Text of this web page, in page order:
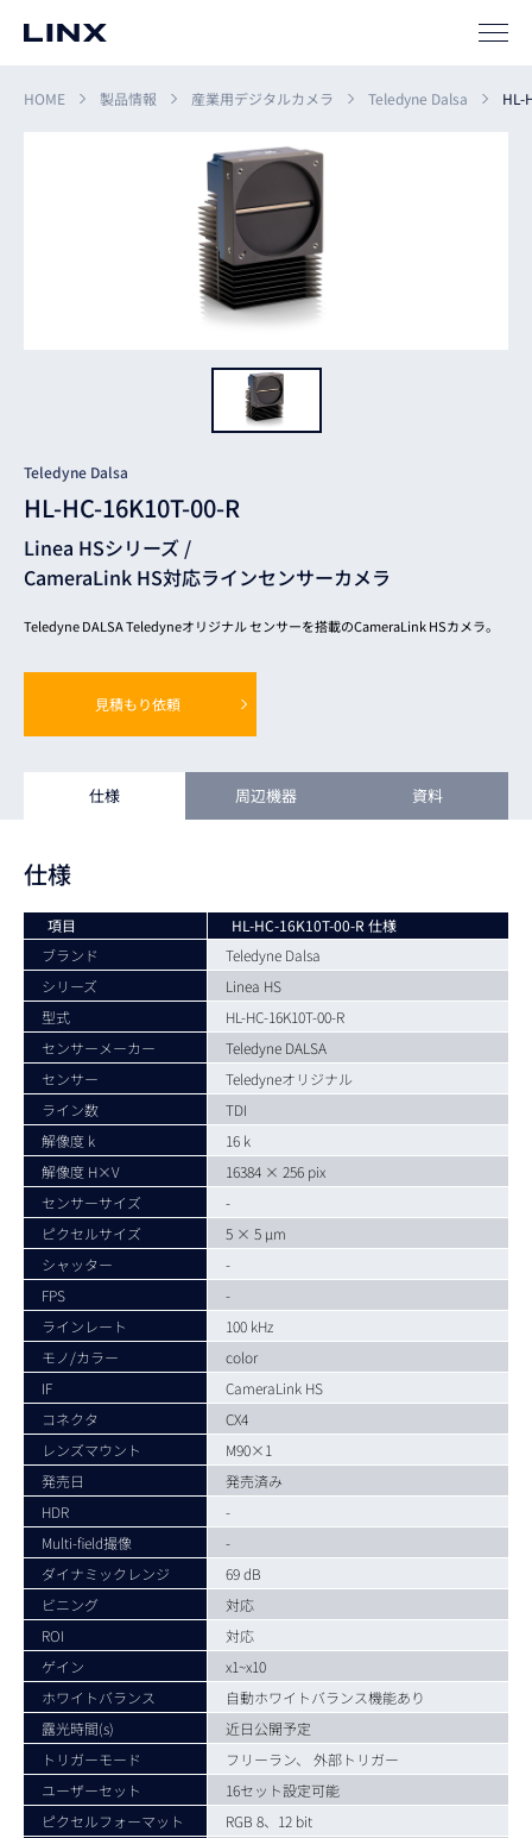
HOME 製品情報 産業用デジタルカメラ Teledyne Dalsa HL-
Teledyne Dalsa
HL-HC-16K10T-00-R
Linea HSシリーズ /
CameraLink HS対応ラインセンサーカメラ
Teledyne DALSA Teledyneオリジナル センサーを搭載のCameraLink HSカメラ。
見積もり依頼
仕様 周辺機器 資料
仕様
項目
HL-HC-16K10T-00-R 仕様
ブランド
Teledyne Dalsa
シリーズ
Linea HS
型式
HL-HC-16K10T-00-R
センサーメーカー
Teledyne DALSA
センサー
Teledyneオリジナル
ライン数
TDI
解像度 k
16 k
解像度 H×V
16384 × 256 pix
センサーサイズ
-
ピクセルサイズ
5 × 5 µm
シャッター
-
FPS
-
ラインレート
100 kHz
モノ/カラー
color
IF
CameraLink HS
コネクタ
CX4
レンズマウント
M90×1
発売日
発売済み
HDR
-
Multi-field撮像
-
ダイナミックレンジ
69 dB
ビニング
対応
ROI
対応
ゲイン
x1~x10
ホワイトバランス
自動ホワイトバランス機能あり
露光時間(s)
近日公開予定
トリガーモード
フリーラン、 外部トリガー
ユーザーセット
16セット設定可能
ピクセルフォーマット
RGB 8、12 bit